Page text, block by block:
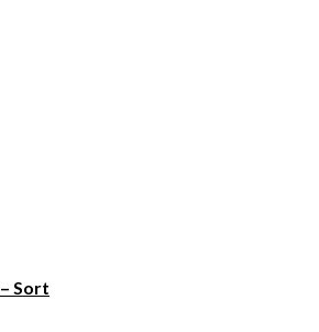
Sort